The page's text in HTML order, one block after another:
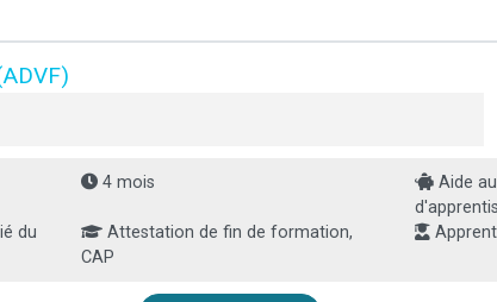
4 mois
Aide
du
Attestation de fin de formation,
CAP